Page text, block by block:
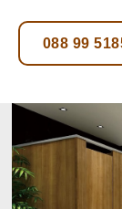
088 99